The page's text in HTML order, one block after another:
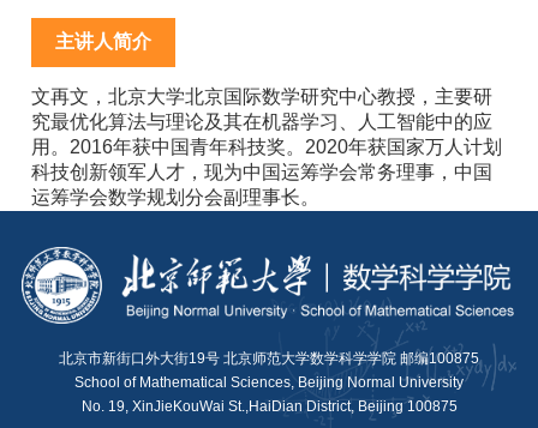
主讲人简介
文再文，北京大学北京国际数学研究中心教授，主要研
究最优化算法与理论及其在机器学习、人工智能中的应
用。2016年获中国青年科技奖。2020年获国家万人计划
科技创新领军人才，现为中国运筹学会常务理事，中国
运筹学会数学规划分会副理事长。
北京市新街口外大街19号 北京师范大学数学科学学院 邮编100875
School of Mathematical Sciences, Beijing Normal University
No. 19, XinJieKouWai St.,HaiDian District, Beijing 100875